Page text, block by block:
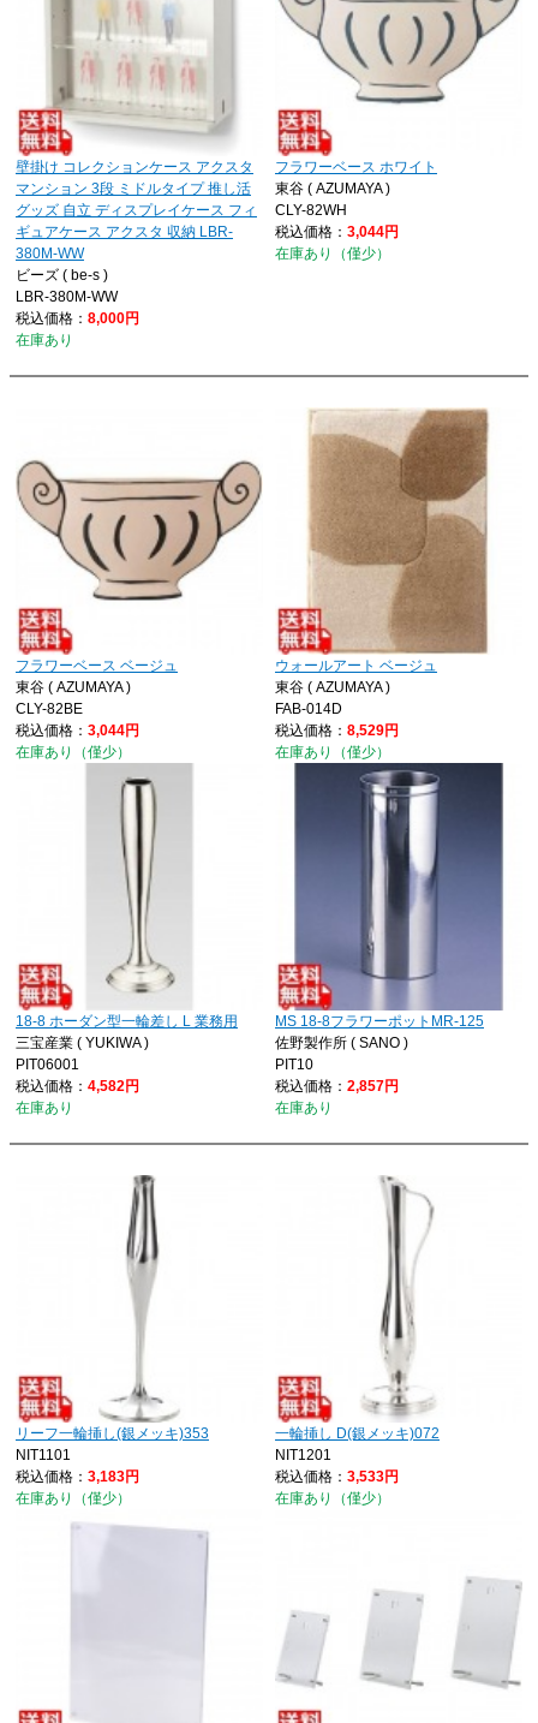
壁掛け コレクションケース アクスタ
マンション 3段 ミドルタイプ 推し活
グッズ 自立 ディスプレイケース フィ
ギュアケース アクスタ 収納 LBR-
380M-WW
ビーズ ( be-s )
LBR-380M-WW
税込価格： 8,000円
在庫あり
フラワーベース ホワイト
東谷 ( AZUMAYA )
CLY-82WH
税込価格： 3,044円
在庫あり（僅少）
フラワーベース ベージュ
東谷 ( AZUMAYA )
CLY-82BE
税込価格： 3,044円
在庫あり（僅少）
ウォールアート ベージュ
東谷 ( AZUMAYA )
FAB-014D
税込価格： 8,529円
在庫あり（僅少）
18-8 ホーダン型一輪差し L 業務用
三宝産業 ( YUKIWA )
PIT06001
税込価格： 4,582円
在庫あり
MS 18-8フラワーポットMR-125
佐野製作所 ( SANO )
PIT10
税込価格： 2,857円
在庫あり
リーフ一輪挿し(銀メッキ)353
NIT1101
税込価格： 3,183円
在庫あり（僅少）
一輪挿し D(銀メッキ)072
NIT1201
税込価格： 3,533円
在庫あり（僅少）